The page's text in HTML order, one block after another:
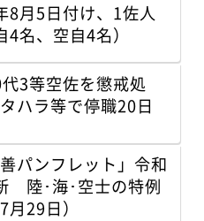
月5日付け、1佐人
名、空自4名）
3等空佐を懲戒処
ハラ等で停職20日
パンフレット」令和
陸･海･空士の特例
29日）